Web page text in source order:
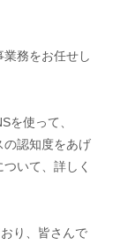
務をお任せし
を使って、
の認知度をあげ
いて、詳しく
り、皆さんで